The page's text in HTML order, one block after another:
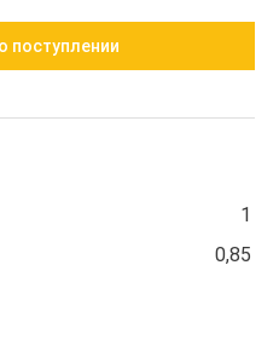
поступлении
1
0,85